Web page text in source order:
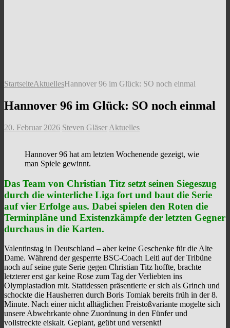
StartseiteAktuellesHannover 96 im Glück: SO noch einmal
Hannover 96 im Glück: SO noch einmal
20. Februar 2026 Steven Gläser Aktuelles
Hannover 96 hat am letzten Wochenende gezeigt, wie
man Spiele gewinnt.
Das Team von Christian Titz setzt seinen Siegeszug
durch die winterliche Liga fort und baut die Serie
auf vier Erfolge aus. Dabei spielen den Roten die
Terminpläne und Existenzkämpfe der letzten Gegner
durchaus in die Karten.
Valentinstag in Deutschland – aber keine Geschenke für die Alte
Dame. Während der gesperrte BSC-Coach Leitl auf der Tribüne
noch auf seine gute Serie gegen Christian Titz hoffte, brachte
letzterer erst gar keine Rose zum Tag der Verliebten ins
Olympiastadion mit. Stattdessen präsentierte er sich als Grinch und
schockte die Hausherren durch Boris Tomiak bereits früh in der 8.
Minute. Nach einer nicht alltäglichen Freistoßvariante mogelte sich
unsere Abwehrkante ohne Zuordnung in den Fünfer und
vollstreckte eiskalt. Geplant, geübt und versenkt!